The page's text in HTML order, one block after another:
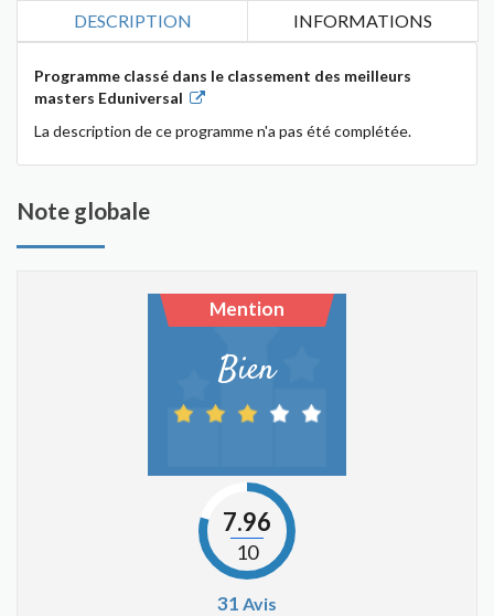
DESCRIPTION INFORMATIONS
Programme classé dans le classement des meilleurs
masters Eduniversal
La description de ce programme n'a pas été complétée.
Note globale
Mention
Bien
7.96
10
31 Avis